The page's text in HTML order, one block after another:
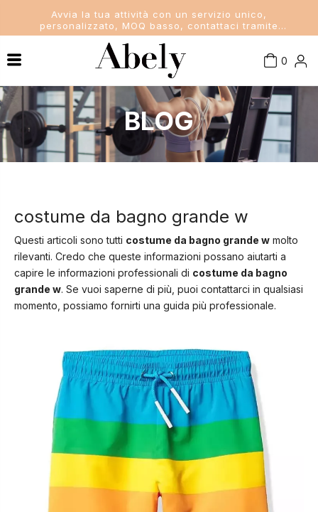
Avvia la tua attività con un servizio unico,
personalizzato, MOQ basso, contattaci tramite
sales@abelyfashion.com
0
Costumi da bagno donna
Costumi da bagno da uomo
Costumi da bagno per bambini
Conoscenza del settore
Notizie aziendali
Novità del settore
BLOG
costume da bagno grande w
Questi articoli sono tutti costume da bagno grande w molto
rilevanti. Credo che queste informazioni possano aiutarti a
capire le informazioni professionali di costume da bagno
grande w. Se vuoi saperne di più, puoi contattarci in qualsiasi
momento, possiamo fornirti una guida più professionale.